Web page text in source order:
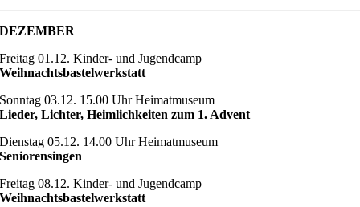
DEZEMBER
Freitag 01.12. Kinder- und Jugendcamp
Weihnachtsbastelwerkstatt
Sonntag 03.12. 15.00 Uhr Heimatmuseum
Lieder, Lichter, Heimlichkeiten zum 1. Advent
Dienstag 05.12. 14.00 Uhr Heimatmuseum
Seniorensingen
Freitag 08.12. Kinder- und Jugendcamp
Weihnachtsbastelwerkstatt